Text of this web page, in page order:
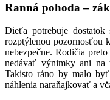
Ranná pohoda –
Dieťa potrebuje
rozptýlenou pozornosťou
nebezpečne. Rodičia
nedávať výnimky ani na
Takisto ráno by malo
náhlenia naraňajkovať a